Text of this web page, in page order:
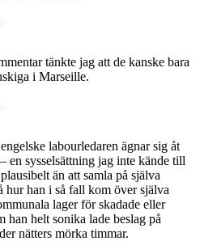
tänkte jag att de kanske bara
i Marseille.
labourledaren ägnar sig åt
en sysselsättning jag inte kände till
än att samla på själva
hur han i så fall kom över själva
lager för skadade eller
han helt sonika lade beslag på
nätters mörka timmar.